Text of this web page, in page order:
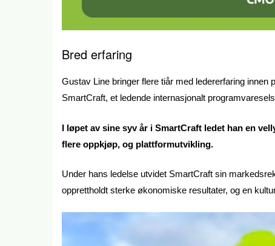
Bred erfaring
Gustav Line bringer flere tiår med ledererfaring
SmartCraft, et ledende internasjonalt
I løpet av sine syv år i SmartCraft ledet han en
flere oppkjøp, og plattformutvikling.
Under hans ledelse utvidet SmartCraft sin
opprettholdt sterke økonomiske resultater, og en